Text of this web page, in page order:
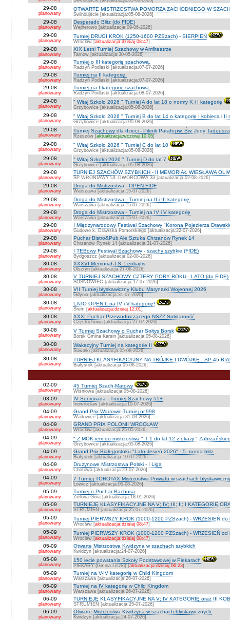
29-08
planowany
OTWARTE MISTRZOSTWA POMORZA ZACHODNIEGO W
Świnoujście [aktualizacja:05-08-2026]
29-08
planowany
Desperado Blitz (do FIDE)
Wejherowo [aktualizacja:09-06-2026]
29-08
planowany
Turniej DRUGI KROK (1250-1600 PZSzach) - SIERPIEŃ
Wrocław [aktualizacja:dzisiaj 08:47]
29-08
planowany
XIX Letni Turniej Szachowy w Amfiteatrze
Tarnów [aktualizacja:30-05-2026]
29-08
planowany
Turniej o III kategorię szachową.
Radzyń Podlaski [aktualizacja:07-07-2026]
29-08
planowany
Turniej na II kategorię.
Radzyń Podlaski [aktualizacja:07-07-2026]
29-08
planowany
Turniej na I kategorię szachową.
Radzyń Podlaski [aktualizacja:08-07-2026]
29-08
planowany
" Witaj Szkoło 2026 " Turniej A do lat 18 o normy K i I kategorię
Grzybowice [aktualizacja:05-08-2026]
29-08
planowany
" Witaj Szkoło 2026 " Turniej B do lat 14 o kategorię I kobiecą i II
Grzybowice [aktualizacja:05-08-2026]
29-08
planowany
Turniej Szachowy dla dzieci - Piknik Parafii pw. Św. Judy
Rzeszów [aktualizacja:wczoraj 10:05]
29-08
planowany
" Witaj Szkoło 2026 " Turniej C do lat 10
Grzybowice [aktualizacja:05-08-2026]
29-08
planowany
" Witaj Szkołoi 2026 " Turniej D do lat 7
Grzybowice [aktualizacja:05-08-2026]
29-08
planowany
TURNIEJ SZACHÓW SZYBKICH - II MEMORIAŁ WIESŁAWA
SP WRONIAWY UL DWORCOWA 33 [aktualizacja:02-08-2026]
29-08
planowany
Droga do Mistrzostwa - OPEN FIDE
Warszawa [aktualizacja:15-07-2026]
29-08
planowany
Droga do Mistrzostwa - Turniej na II i III kategorię
Warszawa [aktualizacja:15-07-2026]
29-08
planowany
Droga do Mistrzostwa - Turniej na IV i V kategorię
Warszawa [aktualizacja:15-07-2026]
29-08
planowany
I Międzynarodowy Festiwal Szachowy "Korona Pojezierza
Gudowo k. Drawska Pomorskiego [aktualizacja:22-07-2026]
29-08
planowany
Puchar Bistro&Pub Ale Sztuka Chrzanów Rynek 14
Chrzanów Rynek 14 [aktualizacja:31-07-2026]
29-08
planowany
I TEBowy Festiwal Szachowy - szachy szybkie (FIDE)
Bydgoszcz [aktualizacja:02-08-2026]
30-08
planowany
XXXVI Memoriał J.S. Leokajtis
Olsztyn [aktualizacja:27-06-2026]
30-08
planowany
V TURNIEJ SZACHOWY CZTERY PORY ROKU - LATO (do FIDE)
SOSNOWIEC [aktualizacja:17-07-2026]
30-08
planowany
VII Turniej błyskawiczny Klubu Marynarki Wojennej 2026
Gdynia [aktualizacja:31-07-2026]
30-08
planowany
LATO OPEN 6 na IV i V kategorię!
Śrem [aktualizacja:dzisiaj 12:01]
30-08
planowany
XXXI Puchar Przewodniczącego NSZZ Solidarność
Częstochowa [aktualizacja:27-07-2026]
30-08
planowany
V Turniej Szachowy o Puchar Sołtys Borsk
Borsk Gmina Karsin [aktualizacja:05-08-2026]
30-08
planowany
Wakacyjny Turniej na kategorie II
Suwałki [aktualizacja:05-08-2026]
30-08
planowany
TURNIEJ KLASYFIKACYJNY NA TRÓJKĘ I DWÓJKĘ - SP 45
Białystok [aktualizacja:05-08-2026]
02-09
planowany
45 Turniej Szach-Matowy
Wiśniowa [aktualizacja:05-08-2026]
03-09
planowany
IV Senioriada - Turniej Szachowy 55+
Inowrocław [aktualizacja:10-07-2026]
04-09
planowany
Grand Prix Wadowic-Turniej nr.998
Wadowice [aktualizacja:31-03-2026]
04-09
planowany
GRAND PRIX POLONII WROCŁAW
Wrocław [aktualizacja:25-05-2026]
04-09
planowany
" Z MOK-iem do mistrzostwa " T 1 do lat 12 z okazji "
Grzybowice [aktualizacja:05-08-2026]
04-09
planowany
Grand Prix Białegostoku "Lato-Jesień 2026" - 5. runda blitz
Białystok [aktualizacja:10-07-2026]
04-09
planowany
Drużynowe Mistrzostwa Polski - I Liga
Chotowa [aktualizacja:23-07-2026]
04-09
planowany
7 Turniej TOROTAX Mistrzostwa Powiatu w szachach
Łowicz [aktualizacja:05-08-2026]
05-09
planowany
Turniej o Puchar Bachusa
Zielona Góra [aktualizacja:18-01-2026]
05-09
planowany
TURNIEJE KLASYFIKACYJNE NA V; IV; III; II; I KATEGORIĘ
STRUMIEŃ [aktualizacja:25-07-2026]
05-09
planowany
Turniej PIERWSZY KROK (1000-1200 PZSzach) - WRZESIEŃ do
Wrocław [aktualizacja:dzisiaj 08:47]
05-09
planowany
Turniej PIERWSZY KROK (1000-1200 PZSzach) - WRZESIEŃ od
Wrocław [aktualizacja:dzisiaj 08:47]
05-09
planowany
Otwarte Mistrzostwa Kwidzyna w szachach szybkich
Kwidzyn [aktualizacja:24-07-2026]
05-09
planowany
150 lecie powstania Szkoły Podstawowej w Piekarach
PIEKARY (Gmina Liszki) [aktualizacja:dzisiaj 06:23]
05-09
planowany
Turniej na V-IV kategorię w Child Kingdom
Warszawa [aktualizacja:26-07-2026]
05-09
planowany
Turniej na IV kategorię w Child Kingdom
Warszawa [aktualizacja:26-07-2026]
06-09
planowany
TURNIEJE KLASYFIKACYJNE NA V; IV KATEGORIĘ oraz III
STRUMIEŃ [aktualizacja:25-07-2026]
06-09
planowany
Otwarte Mistrzostwa Kwidzyna w szachach błyskawicznych
Kwidzyn [aktualizacja:24-07-2026]